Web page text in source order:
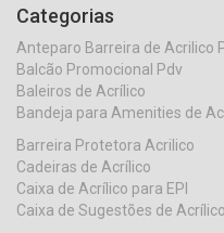
Categorias
Anteparo Barreira de Acrilico
Balcão Promocional Pdv
Baleiros de Acrílico
Bandeja para Amenities de
Barreira Protetora Acrilico
Cadeiras de Acrílico
Caixa de Acrílico para EPI
Caixa de Sugestões de Acrílico